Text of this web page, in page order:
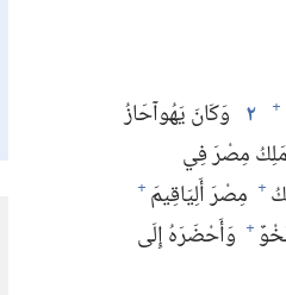
+ ٢ وَكَانَ يَهُوآحَازُ
مِصْرَ فِي
+ مِصْرَ أَلِيَاقِيمَ +
+ وَأَحْضَرَهُ إِلَى